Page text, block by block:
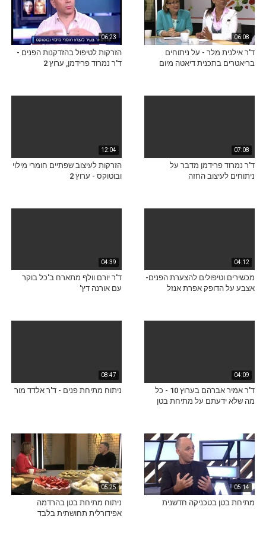
06:08
ד'ר אילנית מלר - על ניתוחים
בריאטרים בתכנית דיאטה מיום
06:23
הזרקות לטיפול בהזדקנות הפנים -
ד'ר נמרוד פרידמן, ערוץ 2
07:08
ד'ר נמרוד פרידמן מדבר על
ניתוחים לעיצוב החזה
12:04
הזרקות לעיצוב שפתיים חומרי מילוי
ובוטוקס - ערוץ 2
04:12
מכשירים וטיפולים להצערת הפנים-
אצבע על הדופק אפרת אנזל
04:39
ד'ר יורם וולף מתארח ב'כל בוקר
עם אורנה דץ'
04:09
ד'ר אמיר אברהם בערוץ 10 - כל
מה שלא ידעתם על מתיחת בטן
08:47
ניתוח מתיחת פנים - ד'ר אלדד מור
05:14
מתיחת בטן בטכניקה חדשנית
05:25
ניתוח מתיחת בטן בהרדמה
אפידורלית תחושתית בלבד